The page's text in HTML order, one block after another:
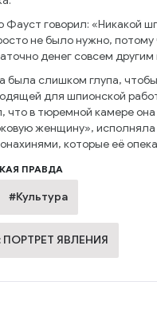
Фауст говорил: «Никакой
не было нужно, потому
денег совсем другим
была слишком глупа,
для шпионской
что в тюремной камере
женщину», исполняла
которые её
ПРАВДА
#Культура
ЯВЛЕНИЯ